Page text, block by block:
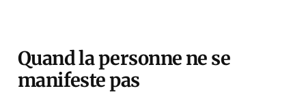
Quand la personne ne se
manifeste pas